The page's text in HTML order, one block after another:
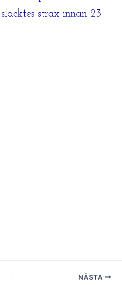
strax innan 23
NÄSTA